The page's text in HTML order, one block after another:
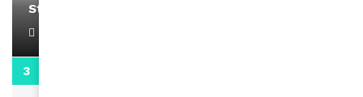
Stacy passe un message